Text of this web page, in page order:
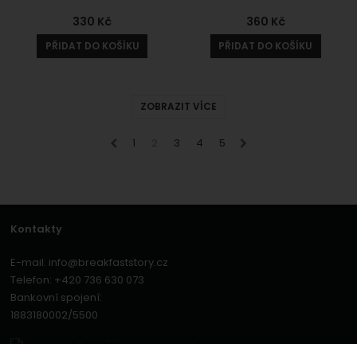
330 Kč
PŘIDAT DO KOŠÍKU
360 Kč
PŘIDAT DO KOŠÍKU
ZOBRAZIT VÍCE
předchozí1 3 4 5 následující
Kontakty
E-mail: info@breakfaststory.cz
Telefon: +420 736 630 073
Bankovní spojení:
1883180002/5500